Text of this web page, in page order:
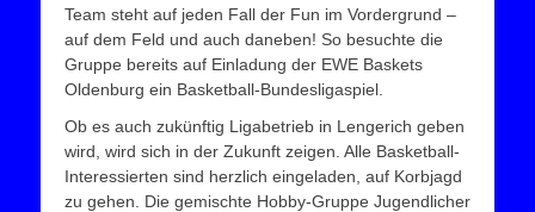
Team steht auf jeden Fall der Fun im Vordergrund –
auf dem Feld und auch daneben! So besuchte die
Gruppe bereits auf Einladung der EWE Baskets
Oldenburg ein Basketball-Bundesligaspiel.
Ob es auch zukünftig Ligabetrieb in Lengerich geben
wird, wird sich in der Zukunft zeigen. Alle Basketball-
Interessierten sind herzlich eingeladen, auf Korbjagd
zu gehen. Die gemischte Hobby-Gruppe Jugendlicher